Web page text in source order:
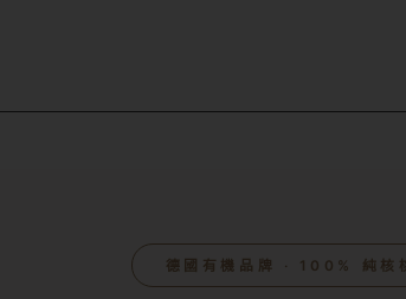
德國有機品牌 ‧ 100% 純核